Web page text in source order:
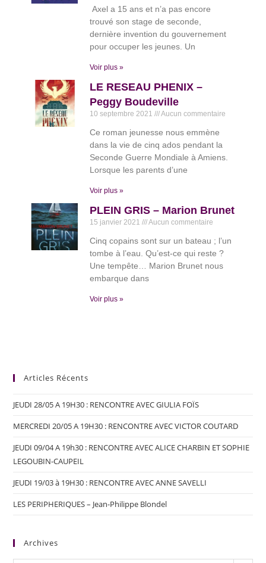
Axel a 15 ans et n’a pas encore
trouvé son stage de seconde,
dernière invention du gouvernement
pour occuper les jeunes. Un
Voir plus »
LE RESEAU PHENIX –
Peggy Boudeville
10 septembre 2021 Aucun commentaire
Ce roman jeunesse nous emmène
dans la vie de cinq ados pendant la
Seconde Guerre Mondiale à Amiens.
Lorsque les parents d’une
Voir plus »
PLEIN GRIS – Marion Brunet
15 janvier 2021 Aucun commentaire
Cinq copains sont sur un bateau ; l’un
tombe à l’eau. Qu’est-ce qui reste ?
Une tempête… Marion Brunet nous
embarque dans
Voir plus »
Articles Récents
JEUDI 28/05 A 19H30 : RENCONTRE AVEC GIULIA FOÏS
MERCREDI 20/05 A 19H30 : RENCONTRE AVEC VICTOR COUTARD
JEUDI 09/04 A 19h30 : RENCONTRE AVEC ALICE CHARBIN ET SOPHIE
LEGOUBIN-CAUPEIL
JEUDI 19/03 à 19H30 : RENCONTRE AVEC ANNE SAVELLI
LES PERIPHERIQUES – Jean-Philippe Blondel
Archives